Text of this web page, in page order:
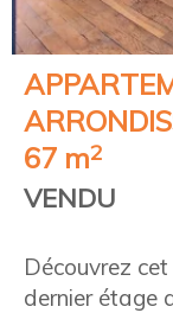
67 m2
VENDU
Découvrez
dernier étage